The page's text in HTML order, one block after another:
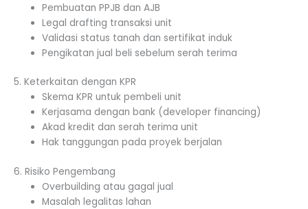
Pembuatan PPJB dan AJB
Legal drafting transaksi unit
Validasi status tanah dan sertifikat induk
Pengikatan jual beli sebelum serah terima
5. Keterkaitan dengan KPR
Skema KPR untuk pembeli unit
Kerjasama dengan bank (developer financing)
Akad kredit dan serah terima unit
Hak tanggungan pada proyek berjalan
6. Risiko Pengembang
Overbuilding atau gagal jual
Masalah legalitas lahan